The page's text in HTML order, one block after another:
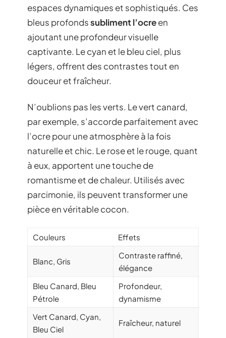
espaces dynamiques et sophistiqués. Ces
bleus profondssubliment l’ocreen
ajoutant une profondeur visuelle
captivante. Le cyan et le bleu ciel, plus
légers, offrent des contrastes tout en
douceur et fraîcheur.
N’oublions pas les verts. Le vert canard,
par exemple, s’accorde parfaitement avec
l’ocre pour une atmosphère à la fois
naturelle et chic. Le rose et le rouge, quant
à eux, apportent une touche de
romantisme et de chaleur. Utilisés avec
parcimonie, ils peuvent transformer une
pièce en véritable cocon.
Couleurs Effets
Blanc, Gris
Contraste raffiné,
élégance
Bleu Canard, Bleu
Pétrole
Profondeur,
dynamisme
Vert Canard, Cyan,
Bleu Ciel
Fraîcheur, naturel